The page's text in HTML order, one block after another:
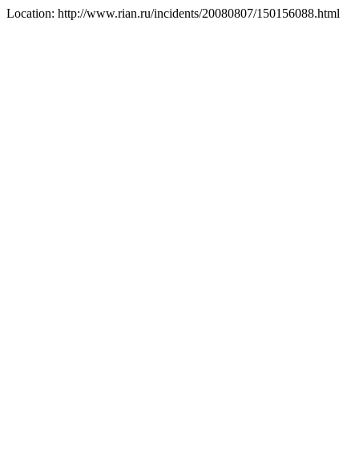
Location: http://www.rian.ru/incidents/20080807/150156088.html